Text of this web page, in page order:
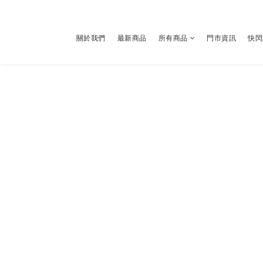
關於我們 最新商品 所有商品 門市資訊 快